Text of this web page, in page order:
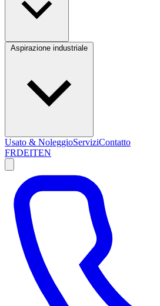
Usato & NoleggioServiziContatto
FRDEITEN